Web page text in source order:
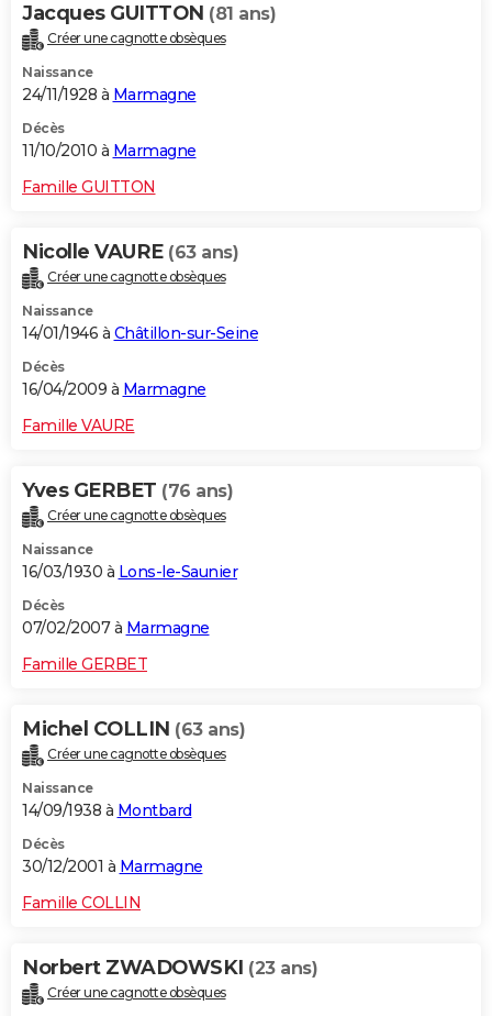
Jacques GUITTON (81 ans)
Créer une cagnotte obsèques
Naissance
24/11/1928 à Marmagne
Décès
11/10/2010 à Marmagne
Famille GUITTON
Nicolle VAURE (63 ans)
Créer une cagnotte obsèques
Naissance
14/01/1946 à Châtillon-sur-Seine
Décès
16/04/2009 à Marmagne
Famille VAURE
Yves GERBET (76 ans)
Créer une cagnotte obsèques
Naissance
16/03/1930 à Lons-le-Saunier
Décès
07/02/2007 à Marmagne
Famille GERBET
Michel COLLIN (63 ans)
Créer une cagnotte obsèques
Naissance
14/09/1938 à Montbard
Décès
30/12/2001 à Marmagne
Famille COLLIN
Norbert ZWADOWSKI (23 ans)
Créer une cagnotte obsèques